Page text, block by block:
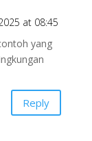
at 08:45
yang
Reply